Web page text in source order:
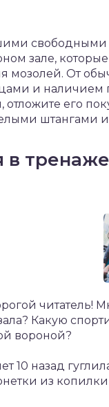
свободными
зале,
мозолей. От
и наличием
отложите его
штангами
в
читатель!
Какую
вороной?
10 назад
из